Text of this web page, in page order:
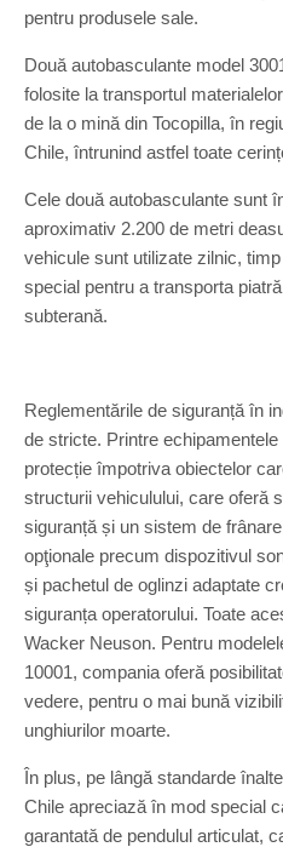
pentru produsele sale.
Două autobasculante model
folosite la transportul
de la o mină din Tocopilla, în
Chile, întrunind astfel toate
Cele două autobasculante sunt
aproximativ 2.200 de metri
vehicule sunt utilizate zilnic,
special pentru a transporta
subterană.
Reglementările de siguranță în
de stricte. Printre
protecție împotriva obiectelor
structurii vehiculului, care oferă
siguranță și un sistem de
opţionale precum dispozitivul
și pachetul de oglinzi adaptate
siguranța operatorului. Toate
Wacker Neuson. Pentru
10001, compania oferă
vedere, pentru o mai bună
unghiurilor moarte.
În plus, pe lângă standarde
Chile apreciază în mod special
garantată de pendulul articulat,